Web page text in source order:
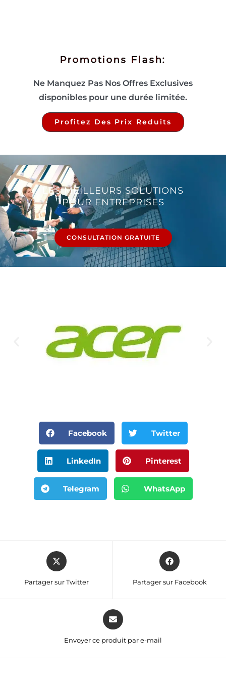
Promotions Flash:
Ne Manquez Pas Nos Offres Exclusives
disponibles pour une durée limitée.
Profitez Des Prix Reduits
LES MEILLEURS SOLUTIONS
POUR ENTREPRISES
CONSULTATION GRATUITE
Facebook Twitter
LinkedIn Pinterest
Telegram WhatsApp
Partager sur Twitter Partager sur Facebook
Envoyer ce produit par e-mail